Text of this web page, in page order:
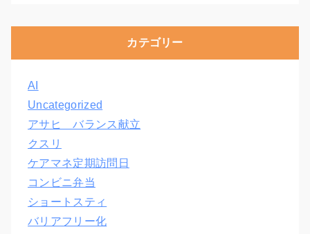
カテゴリー
AI
Uncategorized
アサヒ バランス献立
クスリ
ケアマネ定期訪問日
コンビニ弁当
ショートスティ
バリアフリー化